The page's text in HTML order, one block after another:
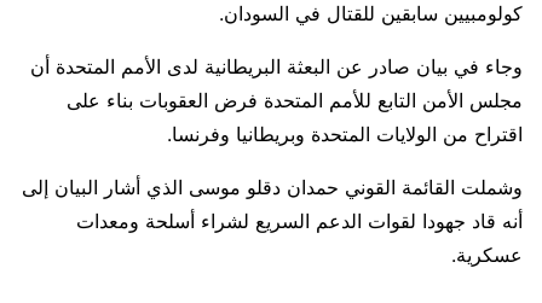
كولومبيين سابقين للقتال في السودان.
وجاء في بيان صادر عن البعثة البريطانية لدى الأمم المتحدة أن
مجلس الأمن التابع للأمم المتحدة فرض العقوبات بناء على
اقتراح من الولايات المتحدة وبريطانيا وفرنسا.
وشملت القائمة القوني حمدان دقلو موسى ⁠الذي أشار البيان إلى
أنه قاد جهودا لقوات الدعم السريع لشراء أسلحة ومعدات
عسكرية.